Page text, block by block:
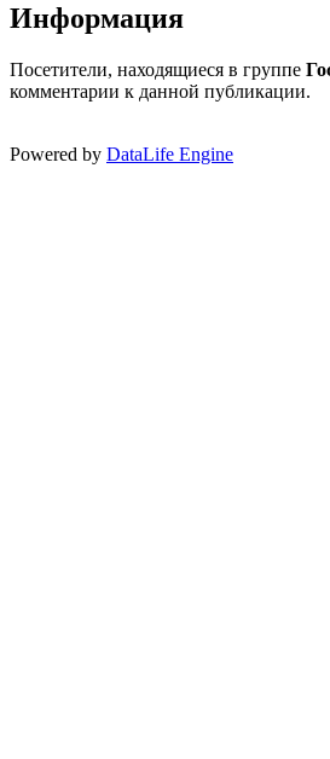
Информация
Посетители, находящиеся в группе
комментарии к данной публикации.
Powered by DataLife Engine